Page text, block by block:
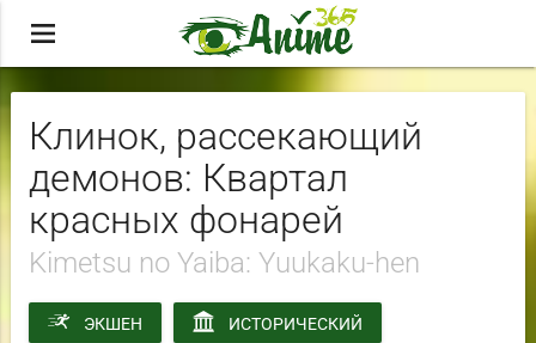
menu
Клинок, рассекающий
демонов: Квартал
красных фонарей
Kimetsu no Yaiba: Yuukaku-hen
ЭКШЕН ИСТОРИЧЕСКИЙ